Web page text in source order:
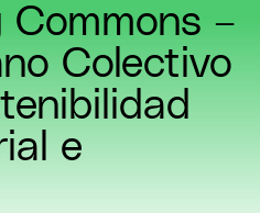
Commons –
Colectivo
e